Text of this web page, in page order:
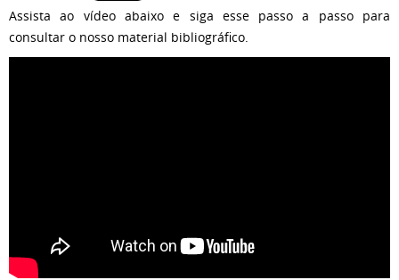
Assista ao vídeo abaixo e siga esse passo a passo para
consultar o nosso material bibliográfico.